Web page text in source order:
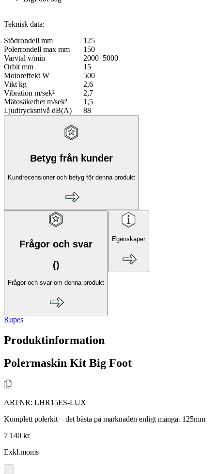
Teknisk data:
Stödrondell mm
125
Polerrondell max mm
150
Varvtal v/min
2000–5000
Orbit mm
15
Motoreffekt W
500
Vikt kg
2,6
Vibration m/sek²
2,7
Mätosäkerhet m/sek²
1,5
Ljudtrycksnivå dB(A)
88
Betyg från kunder
Kundrecensioner och betyg för denna produkt
Frågor och svar
()
Frågor och svar om denna produkt
Egenskaper
Rupes
Produktinformation
Polermaskin Kit Big Foot
ARTNR: LHR15ES-LUX
Komplett polerkit – det bästa på marknaden enligt många. 125mm
7 140 kr
Exkl.moms
-